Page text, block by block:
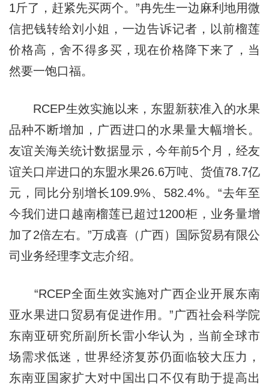
1斤了，赶紧先买两个。”冉先生一边麻利地用微
信把钱转给刘小姐，一边告诉记者，以前榴莲
价格高，舍不得多买，现在价格降下来了，当
然要一饱口福。
RCEP生效实施以来，东盟新获准入的水果
品种不断增加，广西进口的水果量大幅增长。
友谊关海关统计数据显示，今年前5个月，经友
谊关口岸进口的东盟水果26.6万吨、货值78.7亿
元，同比分别增长109.9%、582.4%。“去年至
今我们进口越南榴莲已超过1200柜，业务量增
加了2倍左右。”万成喜（广西）国际贸易有限公
司业务经理李文志介绍。
“RCEP全面生效实施对广西企业开展东南
亚水果进口贸易有促进作用。”广西社会科学院
东南亚研究所副所长雷小华认为，当前全球市
场需求低迷，世界经济复苏仍面临较大压力，
东南亚国家扩大对中国出口不仅有助于提高出